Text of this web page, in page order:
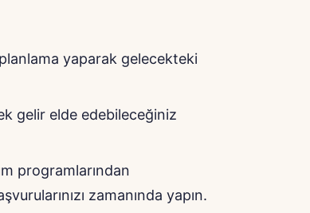
yaparak gelecekteki
gelir elde edebileceğiniz
programlarından
zamanında yapın.